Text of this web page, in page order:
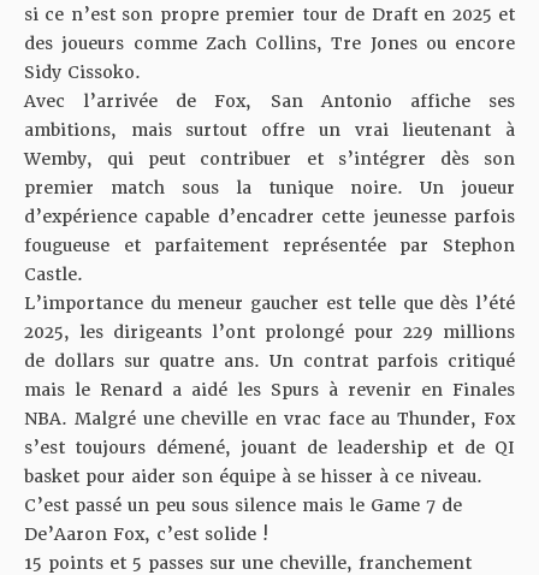
si ce n’est son propre premier tour de Draft en 2025 et
des joueurs comme Zach Collins, Tre Jones ou encore
Sidy Cissoko.
Avec l’arrivée de Fox, San Antonio affiche ses
ambitions, mais surtout offre un vrai lieutenant à
Wemby, qui peut contribuer et s’intégrer dès son
premier match sous la tunique noire. Un joueur
d’expérience capable d’encadrer cette jeunesse parfois
fougueuse et parfaitement représentée par Stephon
Castle.
L’importance du meneur gaucher est telle que dès l’été
2025, les dirigeants l’ont prolongé pour 229 millions
de dollars sur quatre ans. Un contrat parfois critiqué
mais le Renard a aidé les Spurs à revenir en Finales
NBA. Malgré une cheville en vrac face au Thunder, Fox
s’est toujours démené, jouant de leadership et de QI
basket pour aider son équipe à se hisser à ce niveau.
C’est passé un peu sous silence mais le Game 7 de
De’Aaron Fox, c’est solide !
15 points et 5 passes sur une cheville, franchement